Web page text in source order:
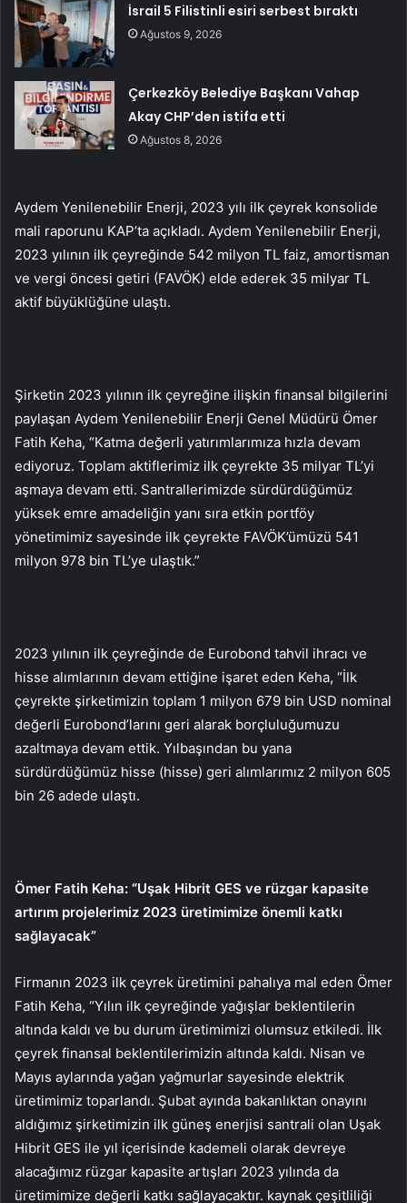
İsrail 5 Filistinli esiri serbest bıraktı
Ağustos 9, 2026
Çerkezköy Belediye Başkanı Vahap
Akay CHP’den istifa etti
Ağustos 8, 2026
Aydem Yenilenebilir Enerji, 2023 yılı ilk çeyrek konsolide
mali raporunu KAP’ta açıkladı. Aydem Yenilenebilir Enerji,
2023 yılının ilk çeyreğinde 542 milyon TL faiz, amortisman
ve vergi öncesi getiri (FAVÖK) elde ederek 35 milyar TL
aktif büyüklüğüne ulaştı.
Şirketin 2023 yılının ilk çeyreğine ilişkin finansal bilgilerini
paylaşan Aydem Yenilenebilir Enerji Genel Müdürü Ömer
Fatih Keha, “Katma değerli yatırımlarımıza hızla devam
ediyoruz. Toplam aktiflerimiz ilk çeyrekte 35 milyar TL’yi
aşmaya devam etti. Santrallerimizde sürdürdüğümüz
yüksek emre amadeliğin yanı sıra etkin portföy
yönetimimiz sayesinde ilk çeyrekte FAVÖK’ümüzü 541
milyon 978 bin TL’ye ulaştık.”
2023 yılının ilk çeyreğinde de Eurobond tahvil ihracı ve
hisse alımlarının devam ettiğine işaret eden Keha, “İlk
çeyrekte şirketimizin toplam 1 milyon 679 bin USD nominal
değerli Eurobond’larını geri alarak borçluluğumuzu
azaltmaya devam ettik. Yılbaşından bu yana
sürdürdüğümüz hisse (hisse) geri alımlarımız 2 milyon 605
bin 26 adede ulaştı.
Ömer Fatih Keha: “Uşak Hibrit GES ve rüzgar kapasite
artırım projelerimiz 2023 üretimimize önemli katkı
sağlayacak”
Firmanın 2023 ilk çeyrek üretimini pahalıya mal eden Ömer
Fatih Keha, “Yılın ilk çeyreğinde yağışlar beklentilerin
altında kaldı ve bu durum üretimimizi olumsuz etkiledi. İlk
çeyrek finansal beklentilerimizin altında kaldı. Nisan ve
Mayıs aylarında yağan yağmurlar sayesinde elektrik
üretimimiz toparlandı. Şubat ayında bakanlıktan onayını
aldığımız şirketimizin ilk güneş enerjisi santrali olan Uşak
Hibrit GES ile yıl içerisinde kademeli olarak devreye
alacağımız rüzgar kapasite artışları 2023 yılında da
üretimimize değerli katkı sağlayacaktır. kaynak çeşitliliği